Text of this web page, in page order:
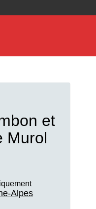
et
Murol
Alpes